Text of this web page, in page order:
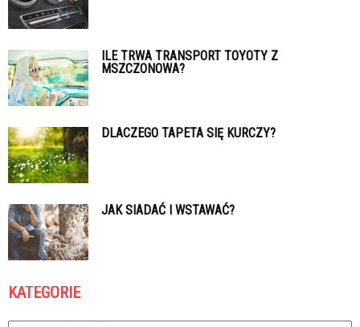
ILE TRWA TRANSPORT TOYOTY Z
MSZCZONOWA?
DLACZEGO TAPETA SIĘ KURCZY?
JAK SIADAĆ I WSTAWAĆ?
KATEGORIE
Kategorie